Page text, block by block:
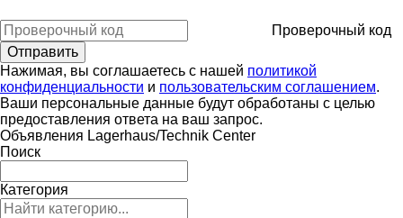
Проверочный код
Нажимая, вы соглашаетесь с нашей политикой
конфиденциальности и пользовательским соглашением.
Ваши персональные данные будут обработаны с целью
предоставления ответа на ваш запрос.
Объявления Lagerhaus/Technik Center
Поиск
Категория